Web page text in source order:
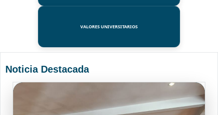
VALORES UNIVERSITARIOS
Noticia Destacada